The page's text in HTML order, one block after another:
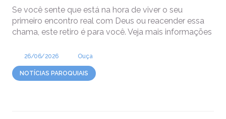
Se você sente que está na hora de viver o seu
primeiro encontro real com Deus ou reacender essa
chama, este retiro é para você. Veja mais informações
26/06/2026 Ouça
NOTÍCIAS PAROQUIAIS